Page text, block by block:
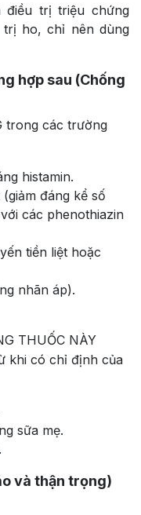
điều trị triệu chứng
trị ho, chỉ nên dùng
hợp sau (Chống
trong các trường
histamin.
đáng kể số
các phenothiazin
tiền liệt hoặc
nhãn áp).
THUỐC NÀY
khi có chỉ định của
sữa mẹ.
và thận trọng)